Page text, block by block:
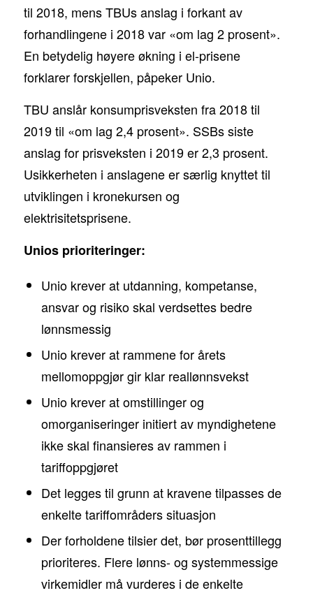
til 2018, mens TBUs anslag i forkant av
forhandlingene i 2018 var «om lag 2 prosent».
En betydelig høyere økning i el-prisene
forklarer forskjellen, påpeker Unio.
TBU anslår konsumprisveksten fra 2018 til
2019 til «om lag 2,4 prosent». SSBs siste
anslag for prisveksten i 2019 er 2,3 prosent.
Usikkerheten i anslagene er særlig knyttet til
utviklingen i kronekursen og
elektrisitetsprisene.
Unios prioriteringer:
Unio krever at utdanning, kompetanse,
ansvar og risiko skal verdsettes bedre
lønnsmessig
Unio krever at rammene for årets
mellomoppgjør gir klar reallønnsvekst
Unio krever at omstillinger og
omorganiseringer initiert av myndighetene
ikke skal finansieres av rammen i
tariffoppgjøret
Det legges til grunn at kravene tilpasses de
enkelte tariffområders situasjon
Der forholdene tilsier det, bør prosenttillegg
prioriteres. Flere lønns- og systemmessige
virkemidler må vurderes i de enkelte